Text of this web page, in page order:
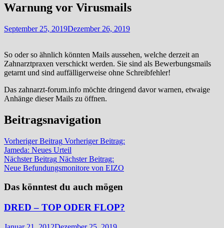
Warnung vor Virusmails
September 25, 2019Dezember 26, 2019
So oder so ähnlich könnten Mails aussehen, welche derzeit an
Zahnarztpraxen verschickt werden. Sie sind als Bewerbungsmails
getarnt und sind auffälligerweise ohne Schreibfehler!
Das zahnarzt-forum.info möchte dringend davor warnen, etwaige
Anhänge dieser Mails zu öffnen.
Beitragsnavigation
Vorheriger Beitrag Vorheriger Beitrag:
Jameda: Neues Urteil
Nächster Beitrag Nächster Beitrag:
Neue Befundungsmonitore von EIZO
Das könntest du auch mögen
DRED – TOP ODER FLOP?